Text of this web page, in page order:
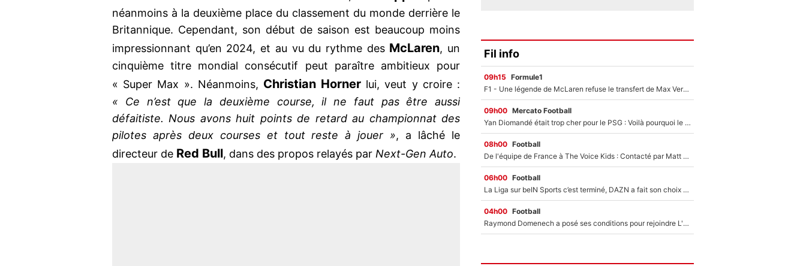
néanmoins à la deuxième place du classement du monde derrière le
Britannique. Cependant, son début de saison est beaucoup moins
impressionnant qu’en 2024, et au vu du rythme des McLaren, un
cinquième titre mondial consécutif peut paraître ambitieux pour
« Super Max ». Néanmoins, Christian Horner lui, veut y croire :
« Ce n’est que la deuxième course, il ne faut pas être aussi
défaitiste. Nous avons huit points de retard au championnat des
pilotes après deux courses et tout reste à jouer », a lâché le
directeur de Red Bull, dans des propos relayés par Next-Gen Auto.
Fil info
09h15 Formule1
F1 - Une légende de McLaren refuse le transfert de Max Verstappen qui pourrait «faire des vagues» et plomber l'ambiance dans l'équipe
09h00 Mercato Football
Yan Diomandé était trop cher pour le PSG : Voilà pourquoi le Real Madrid a accepté de payer la somme record de 140M€ pour boucler son transfert !
08h00 Football
De l'équipe de France à The Voice Kids : Contacté par Matt Pokora, Kylian Mbappé a accepté de jouer un rôle inédit sur TF1 !
06h00 Football
La Liga sur beIN Sports c’est terminé, DAZN a fait son choix pour Benjamin Da Silva et Omar Da Fonseca !
04h00 Football
Raymond Domenech a posé ses conditions pour rejoindre L'EQUIPE du Soir : Il refuse de faire l'émission avec un autre chroniqueur !